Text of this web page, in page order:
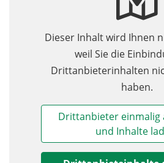
Dieser Inhalt wird Ihnen
weil Sie die
Drittanbieterinhalten
haben.
Drittanbieter einmalig
und Inhalte